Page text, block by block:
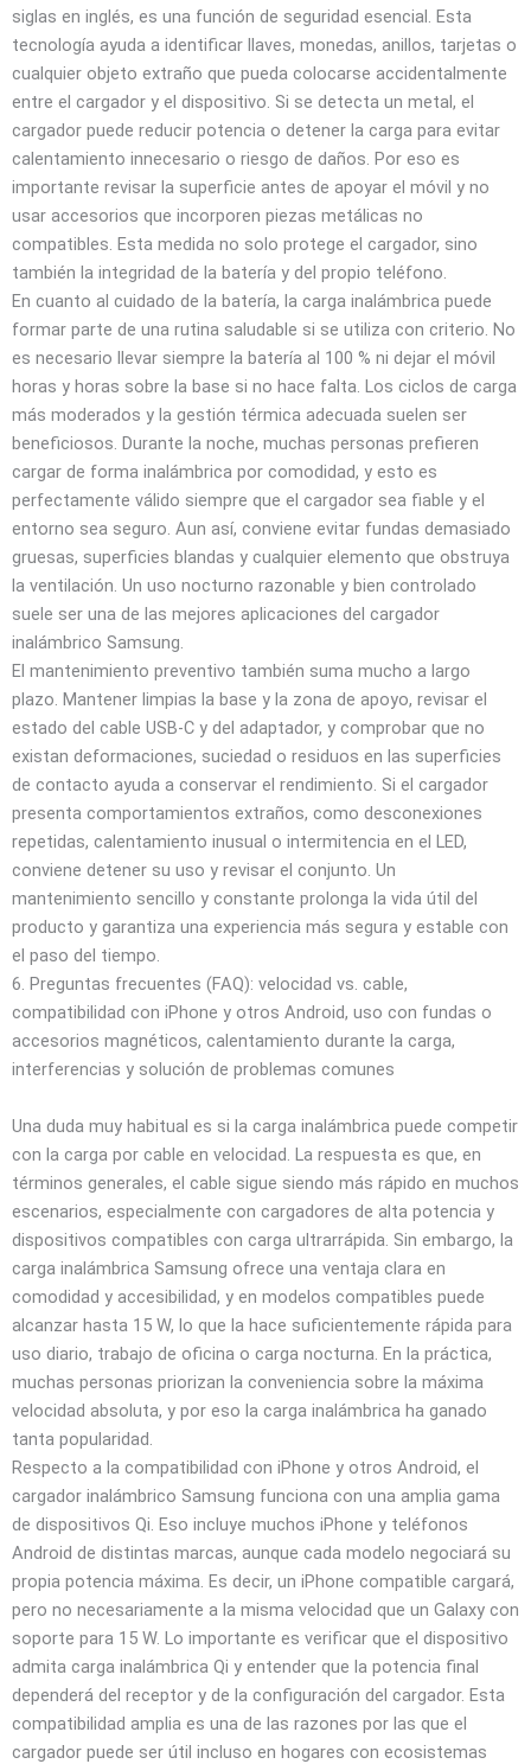
siglas en inglés, es una función de seguridad esencial. Esta
tecnología ayuda a identificar llaves, monedas, anillos, tarjetas o
cualquier objeto extraño que pueda colocarse accidentalmente
entre el cargador y el dispositivo. Si se detecta un metal, el
cargador puede reducir potencia o detener la carga para evitar
calentamiento innecesario o riesgo de daños. Por eso es
importante revisar la superficie antes de apoyar el móvil y no
usar accesorios que incorporen piezas metálicas no
compatibles. Esta medida no solo protege el cargador, sino
también la integridad de la batería y del propio teléfono.
En cuanto al cuidado de la batería, la carga inalámbrica puede
formar parte de una rutina saludable si se utiliza con criterio. No
es necesario llevar siempre la batería al 100 % ni dejar el móvil
horas y horas sobre la base si no hace falta. Los ciclos de carga
más moderados y la gestión térmica adecuada suelen ser
beneficiosos. Durante la noche, muchas personas prefieren
cargar de forma inalámbrica por comodidad, y esto es
perfectamente válido siempre que el cargador sea fiable y el
entorno sea seguro. Aun así, conviene evitar fundas demasiado
gruesas, superficies blandas y cualquier elemento que obstruya
la ventilación. Un uso nocturno razonable y bien controlado
suele ser una de las mejores aplicaciones del cargador
inalámbrico Samsung.
El mantenimiento preventivo también suma mucho a largo
plazo. Mantener limpias la base y la zona de apoyo, revisar el
estado del cable USB‑C y del adaptador, y comprobar que no
existan deformaciones, suciedad o residuos en las superficies
de contacto ayuda a conservar el rendimiento. Si el cargador
presenta comportamientos extraños, como desconexiones
repetidas, calentamiento inusual o intermitencia en el LED,
conviene detener su uso y revisar el conjunto. Un
mantenimiento sencillo y constante prolonga la vida útil del
producto y garantiza una experiencia más segura y estable con
el paso del tiempo.
6. Preguntas frecuentes (FAQ): velocidad vs. cable,
compatibilidad con iPhone y otros Android, uso con fundas o
accesorios magnéticos, calentamiento durante la carga,
interferencias y solución de problemas comunes
Una duda muy habitual es si la carga inalámbrica puede competir
con la carga por cable en velocidad. La respuesta es que, en
términos generales, el cable sigue siendo más rápido en muchos
escenarios, especialmente con cargadores de alta potencia y
dispositivos compatibles con carga ultrarrápida. Sin embargo, la
carga inalámbrica Samsung ofrece una ventaja clara en
comodidad y accesibilidad, y en modelos compatibles puede
alcanzar hasta 15 W, lo que la hace suficientemente rápida para
uso diario, trabajo de oficina o carga nocturna. En la práctica,
muchas personas priorizan la conveniencia sobre la máxima
velocidad absoluta, y por eso la carga inalámbrica ha ganado
tanta popularidad.
Respecto a la compatibilidad con iPhone y otros Android, el
cargador inalámbrico Samsung funciona con una amplia gama
de dispositivos Qi. Eso incluye muchos iPhone y teléfonos
Android de distintas marcas, aunque cada modelo negociará su
propia potencia máxima. Es decir, un iPhone compatible cargará,
pero no necesariamente a la misma velocidad que un Galaxy con
soporte para 15 W. Lo importante es verificar que el dispositivo
admita carga inalámbrica Qi y entender que la potencia final
dependerá del receptor y de la configuración del cargador. Esta
compatibilidad amplia es una de las razones por las que el
cargador puede ser útil incluso en hogares con ecosistemas